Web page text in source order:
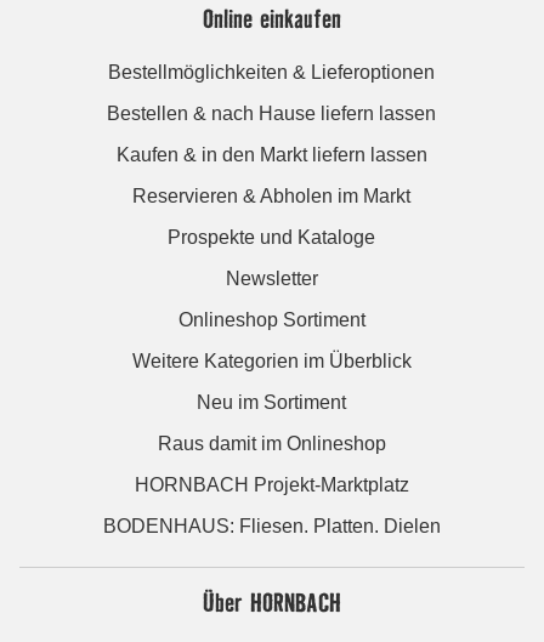
Online einkaufen
Bestellmöglichkeiten & Lieferoptionen
Bestellen & nach Hause liefern lassen
Kaufen & in den Markt liefern lassen
Reservieren & Abholen im Markt
Prospekte und Kataloge
Newsletter
Onlineshop Sortiment
Weitere Kategorien im Überblick
Neu im Sortiment
Raus damit im Onlineshop
HORNBACH Projekt-Marktplatz
BODENHAUS: Fliesen. Platten. Dielen
Über HORNBACH